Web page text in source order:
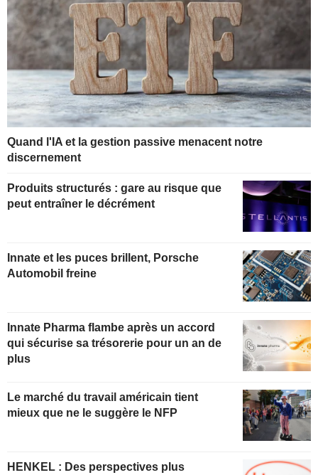
Quand l'IA et la gestion passive menacent notre
discernement
Produits structurés : gare au risque que
peut entraîner le décrément
Innate et les puces brillent, Porsche
Automobil freine
Innate Pharma flambe après un accord
qui sécurise sa trésorerie pour un an de
plus
Le marché du travail américain tient
mieux que ne le suggère le NFP
HENKEL : Des perspectives plus